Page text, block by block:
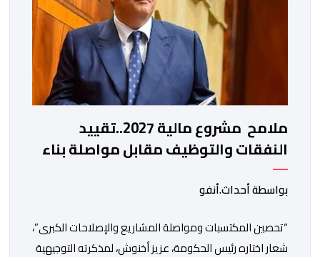
ملامح مشروع مالية 2027..تقييد
النفقات والتوظيف مقابل مواصلة بناء
الدولة الاجتماعية والاستثمار
بواسطة أحداث.أنفو
“تحصين المكتسبات ومواصلة المشاريع والإصلاحات الكبرى”،
شعار اختاره رئيس الحكومة، عزيز أخنوش، لمذكرته التوجيهية